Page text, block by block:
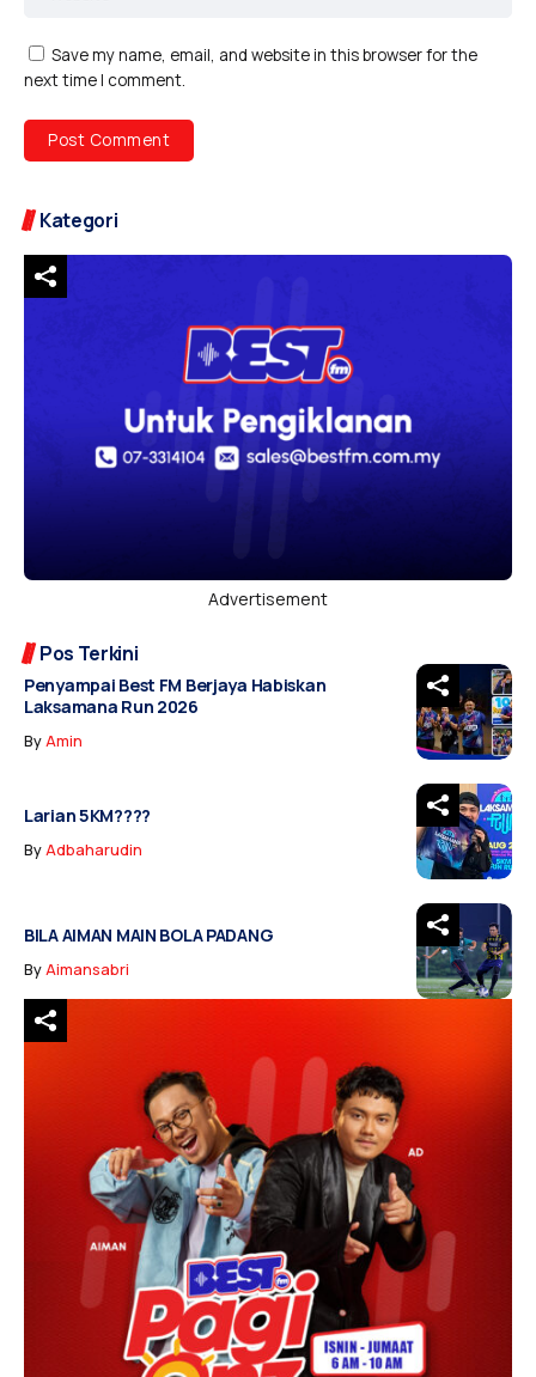
Save my name, email, and website in this browser for the
next time I comment.
Kategori
Advertisement
Pos Terkini
Penyampai Best FM Berjaya Habiskan
Laksamana Run 2026
ByAmin
Larian 5KM????
ByAdbaharudin
BILA AIMAN MAIN BOLA PADANG
ByAimansabri